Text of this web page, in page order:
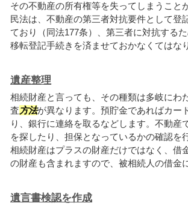
その不動産の所有権等を失ってしまうこと
民法は、不動産の第三者対抗要件として登
ており（同法177条）、第三者に対抗する
移転登記手続きを済ませておかなくてはな
遺産整理
相続財産と言っても、その種類は多岐にわ
査方法が異なります。預貯金であればカー
り、銀行に連絡を取るなどします。不動産
を探したり、担保となっているかの確認を
相続財産はプラスの財産だけではなく、借
の財産も含まれますので、被相続人の借金
遺言書検認を作成